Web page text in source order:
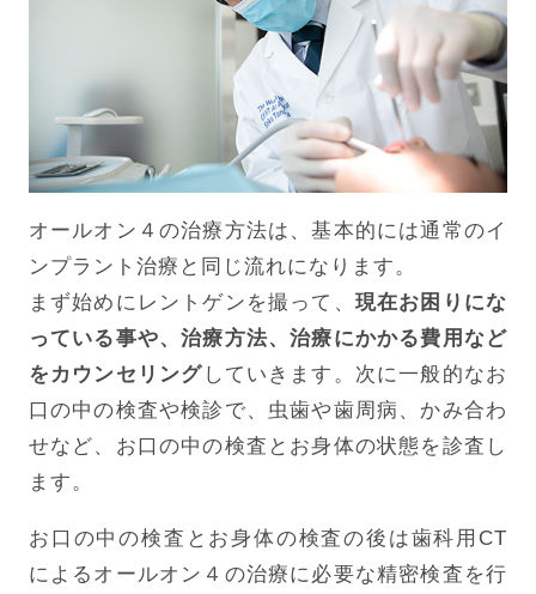
オールオン４の治療方法は、基本的には通常のイ
ンプラント治療と同じ流れになります。
まず始めにレントゲンを撮って、 現在お困りにな
っている事や、治療方法、治療にかかる費用など
をカウンセリング していきます。次に一般的なお
口の中の検査や検診で、虫歯や歯周病、かみ合わ
せなど、お口の中の検査とお身体の状態を診査し
ます。
お口の中の検査とお身体の検査の後は歯科用CT
によるオールオン４の治療に必要な精密検査を行